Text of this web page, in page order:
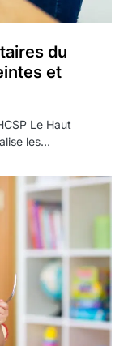
du
et
Le Haut
les…